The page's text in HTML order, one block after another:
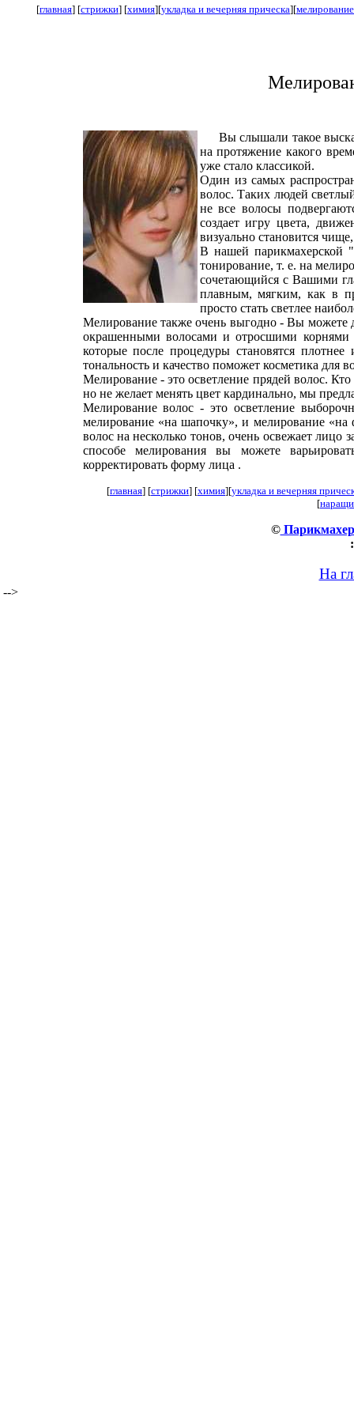
[главная] [стрижки] [химия][укладка и вечерняя прическа][
Вы слышали такое
на протяжение какого
уже стало классикой.
Один из самых
волос. Таких людей
не все волосы
создает игру цвета,
визуально становится
В нашей парикмахерской
тонирование, т. е. на
сочетающийся с Вашими
плавным, мягким, как в
просто стать светлее
Мелирование также очень выгодно - Вы можете
окрашенными волосами и отросшими корнями
которые после процедуры становятся
тональность и качество поможет косметика для
Мелирование - это осветление прядей волос.
но не желает менять цвет кардинально, мы
Мелирование волос - это осветление
мелирование «на шапочку», и мелирование «на
волос на несколько тонов, очень освежает
способе мелирования вы можете
корректировать форму лица .
[главная] [стрижки] [химия][укладка и вечерняя
[
©
На
-->